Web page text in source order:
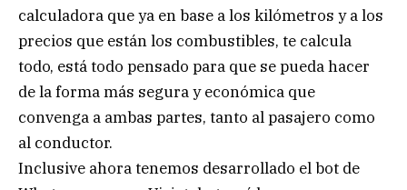
calculadora que ya en base a los kilómetros y a los
precios que están los combustibles, te calcula
todo, está todo pensado para que se pueda hacer
de la forma más segura y económica que
convenga a ambas partes, tanto al pasajero como
al conductor.
Inclusive ahora tenemos desarrollado el bot de